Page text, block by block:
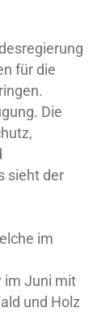
für die
Die
sieht der
im
im Juni mit
und Holz